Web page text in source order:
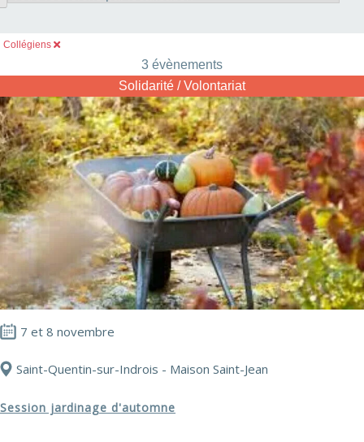
Collégiens
3 évènements
Solidarité / Volontariat
7 et 8 novembre
Saint-Quentin-sur-Indrois - Maison Saint-Jean
Session jardinage d'automne